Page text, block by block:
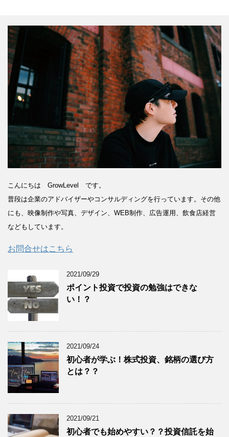
こんにちは GrowLevel です。
普段は企業のアドバイザーやコンサルディングを行っています。その他
にも、映像制作や写真、デザイン、WEB制作、広告運用、飲食店経営
などもしています。
お問合せはこちら
2021/09/29
ポイント投資で投資の勉強はできな
い！？
2021/09/24
初心者が学ぶ！株式投資、銘柄の選び方
とは？？
2021/09/21
初心者でも始めやすい？？投資信託を始